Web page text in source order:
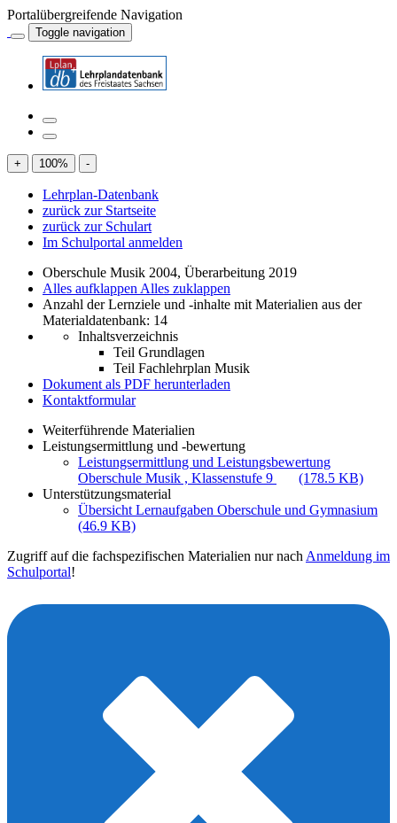
Portalübergreifende Navigation
Toggle navigation
+ 100% -
Lehrplan-Datenbank
zurück zur Startseite
zurück zur Schulart
Im Schulportal anmelden
Oberschule Musik 2004, Überarbeitung 2019
Alles aufklappen Alles zuklappen
Anzahl der Lernziele und -inhalte mit Materialien aus der
Materialdatenbank: 14
Inhaltsverzeichnis
Teil Grundlagen
Teil Fachlehrplan Musik
Dokument als PDF herunterladen
Kontaktformular
Weiterführende Materialien
Leistungsermittlung und -bewertung
Leistungsermittlung und Leistungsbewertung
Oberschule Musik , Klassenstufe 9
(178.5 KB)
Unterstützungsmaterial
Übersicht Lernaufgaben Oberschule und Gymnasium
(46.9 KB)
Zugriff auf die fachspezifischen Materialien nur nach Anmeldung im
Schulportal!